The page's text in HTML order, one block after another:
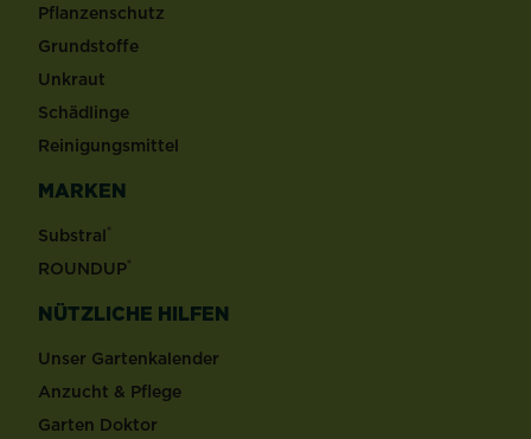
Pflanzenschutz
Grundstoffe
Unkraut
Schädlinge
Reinigungsmittel
MARKEN
Substral®
ROUNDUP®
NÜTZLICHE HILFEN
Unser Gartenkalender
Anzucht & Pflege
Garten Doktor